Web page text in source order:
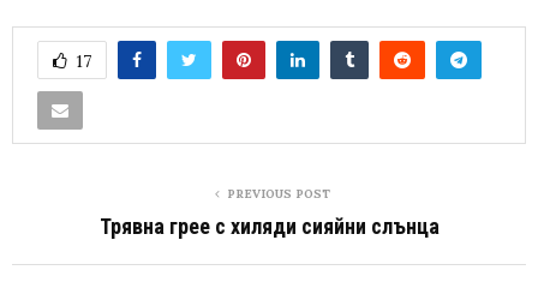
17
PREVIOUS POST
Трявна грее с хиляди сияйни слънца